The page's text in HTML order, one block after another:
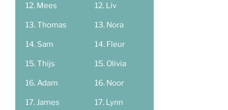
Mees
Thomas
Sam
Thijs
Adam
James
Liv
Nora
Fleur
Olivia
Noor
Lynn